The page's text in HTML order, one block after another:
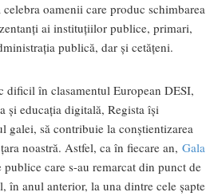
oamenii care produc schimbarea
ai instituțiilor publice, primari,
publică, dar și cetățeni.
dificil în clasamentul European DESI,
și educația digitală, Regista își
galei, să contribuie la conștientizarea
noastră. Astfel, ca în fiecare an, Gala
care s-au remarcat din punct de
în anul anterior, la una dintre cele șapte